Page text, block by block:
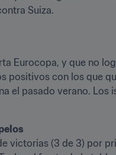
Suiza.
Eurocopa, y que no
positivos con los que
el pasado verano.